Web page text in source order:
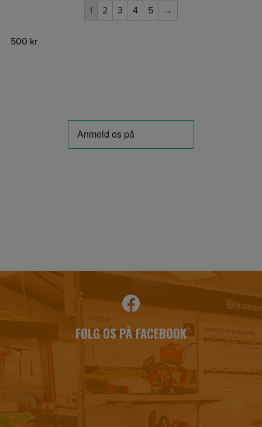
1 2 3 4 5 →
500 kr
FØLG OS PÅ FACEBOOK